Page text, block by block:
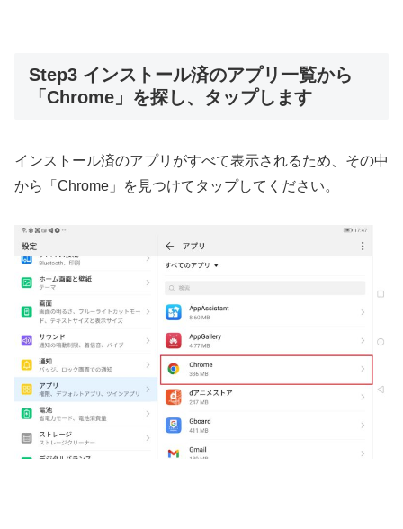
Step3 インストール済のアプリ一覧から
「Chrome」を探し、タップします
インストール済のアプリがすべて表示されるため、その中
から「Chrome」を見つけてタップしてください。